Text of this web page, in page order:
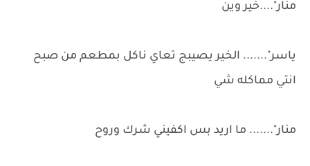
منار"....خير وين
ياسر"....... الخير يصيبج تعاي ناكل بمطعم من صبح
انتي مماكله شي
منار"....... ما اريد بس اكفيني شرك وروح